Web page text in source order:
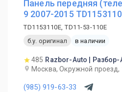
Панель передняя
9 2007-2015
TD1153110E, TD11-53-110E
б.у. оригинал
в наличии
485 Razbor-Auto | Разбор-
Москва, Окружной проезд,
(985) 919-63-33